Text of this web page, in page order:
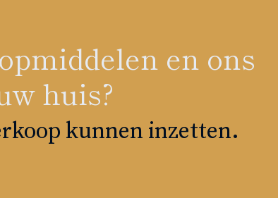
en ons
huis?
kunnen inzetten.